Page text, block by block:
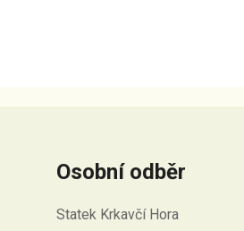
Osobní odběr
Statek Krkavčí Hora